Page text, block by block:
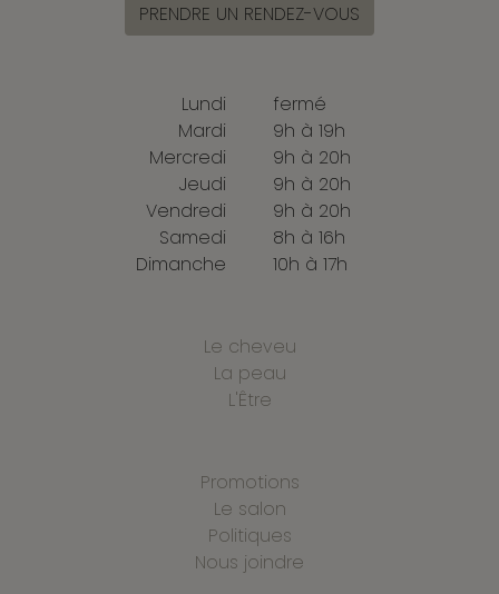
PRENDRE UN RENDEZ-VOUS
Lundi
fermé
Mardi
9h à 19h
Mercredi
9h à 20h
Jeudi
9h à 20h
Vendredi
9h à 20h
Samedi
8h à 16h
Dimanche
10h à 17h
Le cheveu
La peau
L'Être
Promotions
Le salon
Politiques
Nous joindre